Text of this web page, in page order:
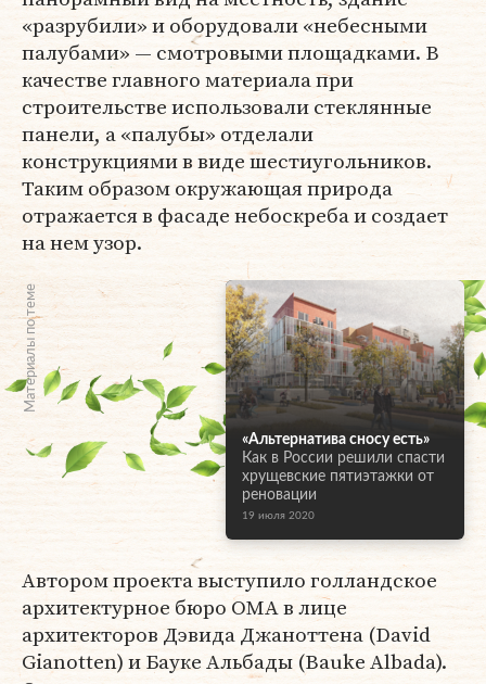
«разрубили» и оборудовали «небесными
палубами» — смотровыми площадками. В
качестве главного материала при
строительстве использовали стеклянные
панели, а «палубы» отделали
конструкциями в виде шестиугольников.
Таким образом окружающая природа
отражается в фасаде небоскреба и создает
на нем узор.
Материалы по теме
«Альтернатива сносу есть»
Как в России решили спасти
хрущевские пятиэтажки от
реновации
19 июля 2020
Автором проекта выступило голландское
архитектурное бюро OMA в лице
архитекторов Дэвида Джаноттена (David
Gianotten) и Бауке Альбады (Bauke Albada).